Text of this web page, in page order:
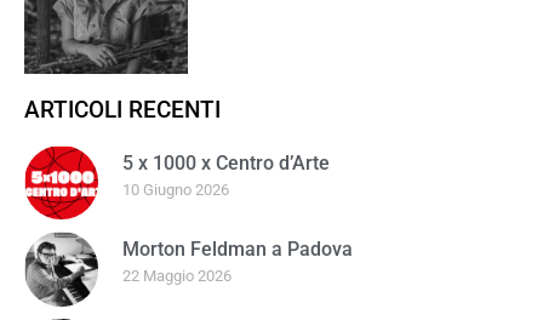
ARTICOLI RECENTI
5 x 1000 x Centro d’Arte
10 Giugno 2026
Morton Feldman a Padova
22 Maggio 2026